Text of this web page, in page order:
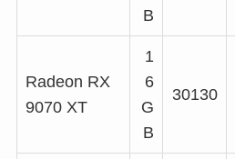
B
Radeon RX
9070 XT
1
6
G
B
30130